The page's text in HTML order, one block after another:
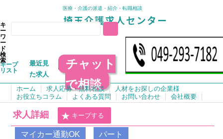
医療・介護の派遣・紹介・転職相談
キ
ー
ワ
ー
ド
検
索
キープ
リスト
最近見
た求人
チャット
で相談
ホーム 求人応募・無料相談
人材をお探しの企業様
お役立ちコラム
よくある質問 お問い合わせ 会社概要
求人詳細 キープする
マイカー通勤OK パート